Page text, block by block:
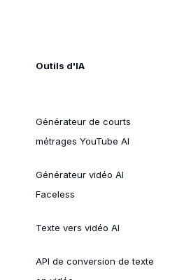
Outils d'IA
Générateur de courts
métrages YouTube AI
Générateur vidéo AI
Faceless
Texte vers vidéo AI
API de conversion de texte